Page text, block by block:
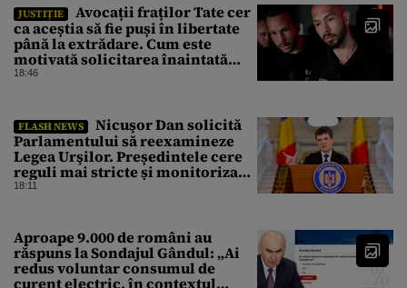
JUSTIȚIE
Avocații fraților Tate cer
ca aceștia să fie puși în libertate
până la extrădare. Cum este
motivată solicitarea înaintată
instanței
18:46
FLASH NEWS
Nicuşor Dan solicită
Parlamentului să reexamineze
Legea Urşilor. Președintele cere
reguli mai stricte și monitorizare
în timp real
18:11
Aproape 9.000 de români au
răspuns la Sondajul Gândul: „Ai
redus voluntar consumul de
curent electric, în contextul